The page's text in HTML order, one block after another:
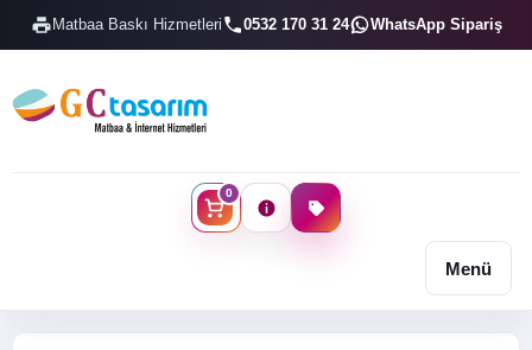
Matbaa Baskı Hizmetleri 0532 170 31 24 WhatsApp Sipariş
0
Menü